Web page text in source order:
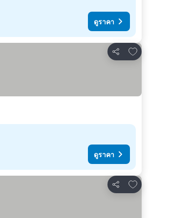
ดูราคา
แชร์
เพิ่มในรายการโปรด
ดูราคา
แชร์
เพิ่มในรายการโปรด